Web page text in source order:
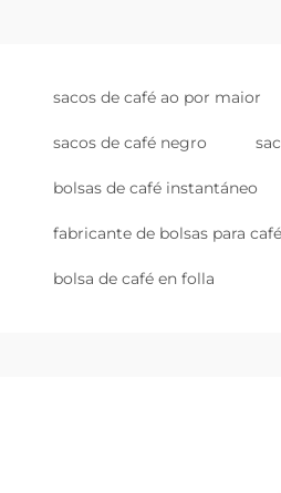
sacos de café ao por maior
sacos de café negro
bolsas de café instantáneo
fabricante de bolsas para café
bolsa de café en folla